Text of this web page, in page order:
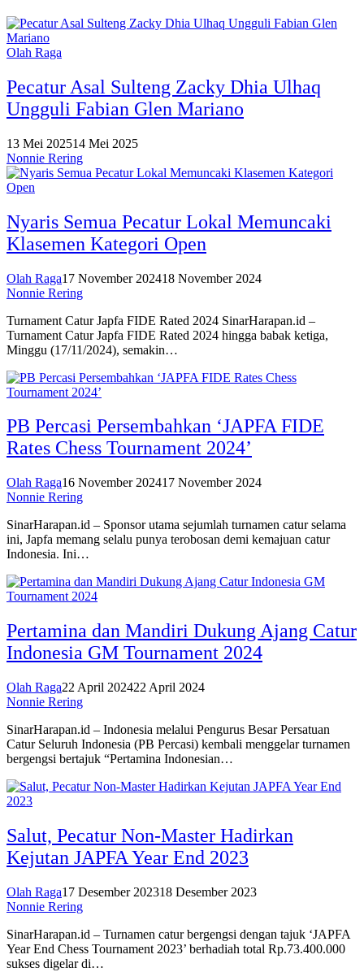
Olah Raga
Pecatur Asal Sulteng Zacky Dhia Ulhaq
Ungguli Fabian Glen Mariano
13 Mei 202514 Mei 2025
Nonnie Rering
Nyaris Semua Pecatur Lokal Memuncaki
Klasemen Kategori Open
Olah Raga17 November 202418 November 2024
Nonnie Rering
Turnament Catur Japfa FIDE Rated 2024 SinarHarapan.id –
Turnament Catur Japfa FIDE Rated 2024 hingga babak ketiga,
Minggu (17/11/2024), semakin…
PB Percasi Persembahkan ‘JAPFA FIDE
Rates Chess Tournament 2024’
Olah Raga16 November 202417 November 2024
Nonnie Rering
SinarHarapan.id – Sponsor utama sejumlah turnamen catur selama
ini, Japfa memang selalu punya terobosan demi kemajuan catur
Indonesia. Ini…
Pertamina dan Mandiri Dukung Ajang Catur
Indonesia GM Tournament 2024
Olah Raga22 April 202422 April 2024
Nonnie Rering
SinarHarapan.id – Indonesia melalui Pengurus Besar Persatuan
Catur Seluruh Indonesia (PB Percasi) kembali menggelar turnamen
bergengsi bertajuk “Pertamina Indonesian…
Salut, Pecatur Non-Master Hadirkan
Kejutan JAPFA Year End 2023
Olah Raga17 Desember 202318 Desember 2023
Nonnie Rering
SinarHarapan.id – Turnamen catur bergengsi dengan tajuk ‘JAPFA
Year End Chess Tournament 2023’ berhadiah total Rp.73.400.000
sukses digelar di…